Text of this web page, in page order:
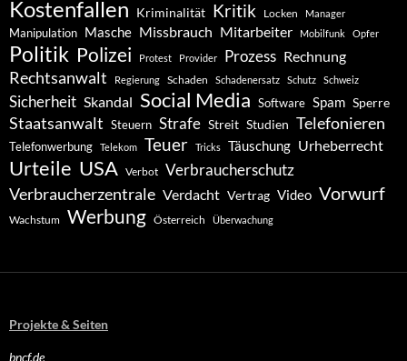
Kostenfallen Kriminalität Kritik Locken Manager
Manipulation Masche Missbrauch Mitarbeiter Mobilfunk Opfer
Politik Polizei Protest Provider Prozess Rechnung
Rechtsanwalt Regierung Schaden Schadenersatz Schutz Schweiz
Sicherheit Skandal Social Media Software Spam Sperre
Staatsanwalt Steuern Strafe Streit Studien Telefonieren
Telefonwerbung Telekom Teuer Tricks Täuschung Urheberrecht
Urteile USA Verbot Verbraucherschutz
Verbraucherzentrale Verdacht Vertrag Video Vorwurf
Wachstum Werbung Österreich Überwachung
Projekte & Seiten
bncf.de